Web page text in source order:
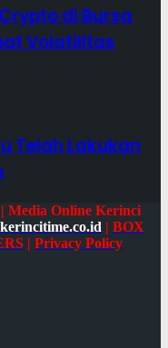
di Bursa
Volatilitas
Telah Lakukan
Media Online Kerinci
| BOX
| Privacy Policy